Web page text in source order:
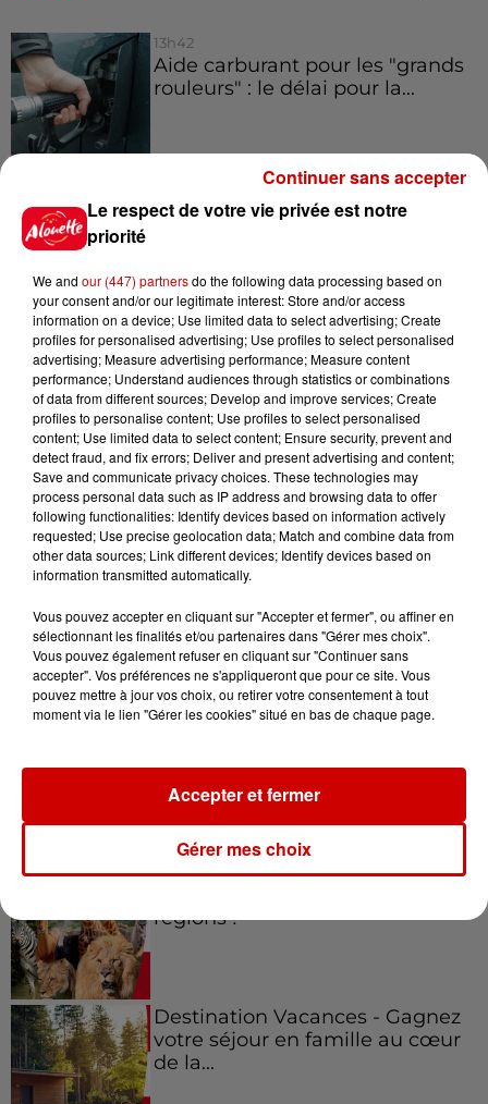
13h42
Aide carburant pour les "grands
rouleurs" : le délai pour la...
Royan : elle tente d’écraser son
9h45
Cambriolages : plus de 18 000
logements visités en juillet 2026,
en...
7 août 2026
Pape Léon XIV en France : quel
est son programme ?
Jeux Voir plus
Gagnez vos places pour le
à Coulon !
Le Duel - Gagnez vos entrées
régions !
Destination Vacances - Gagnez
votre séjour en famille au cœur
de la...
Le respect de votre vie privée est notre
priorité
We and our (447) partnersdo the following data processing based on
your consent and/or our legitimate interest: Store and/or access
information on a device; Use limited data to select advertising; Create
profiles for personalised advertising; Use profiles to select personalised
advertising; Measure advertising performance; Measure content
performance; Understand audiences through statistics or combinations
of data from different sources; Develop and improve services; Create
profiles to personalise content; Use profiles to select personalised
content; Use limited data to select content; Ensure security, prevent and
detect fraud, and fix errors; Deliver and present advertising and content;
Save and communicate privacy choices. These technologies may
process personal data such as IP address and browsing data to offer
following functionalities: Identify devices based on information actively
requested; Use precise geolocation data; Match and combine data from
other data sources; Link different devices; Identify devices based on
information transmitted automatically.
Vous pouvez accepter en cliquant sur "Accepter et fermer", ou affiner en
sélectionnant les finalités et/ou partenaires dans "Gérer mes choix".
Vous pouvez également refuser en cliquant sur "Continuer sans
accepter". Vos préférences ne s'appliqueront que pour ce site. Vous
pouvez mettre à jour vos choix, ou retirer votre consentement à tout
moment via le lien "Gérer les cookies" situé en bas de chaque page.
Gérer mes choix
Accepter et fermer
Continuer sans accepter